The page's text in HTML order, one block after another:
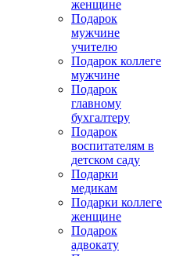
женщине
Подарок
мужчине
учителю
Подарок коллеге
мужчине
Подарок
главному
бухгалтеру
Подарок
воспитателям в
детском саду
Подарки
медикам
Подарки коллеге
женщине
Подарок
адвокату